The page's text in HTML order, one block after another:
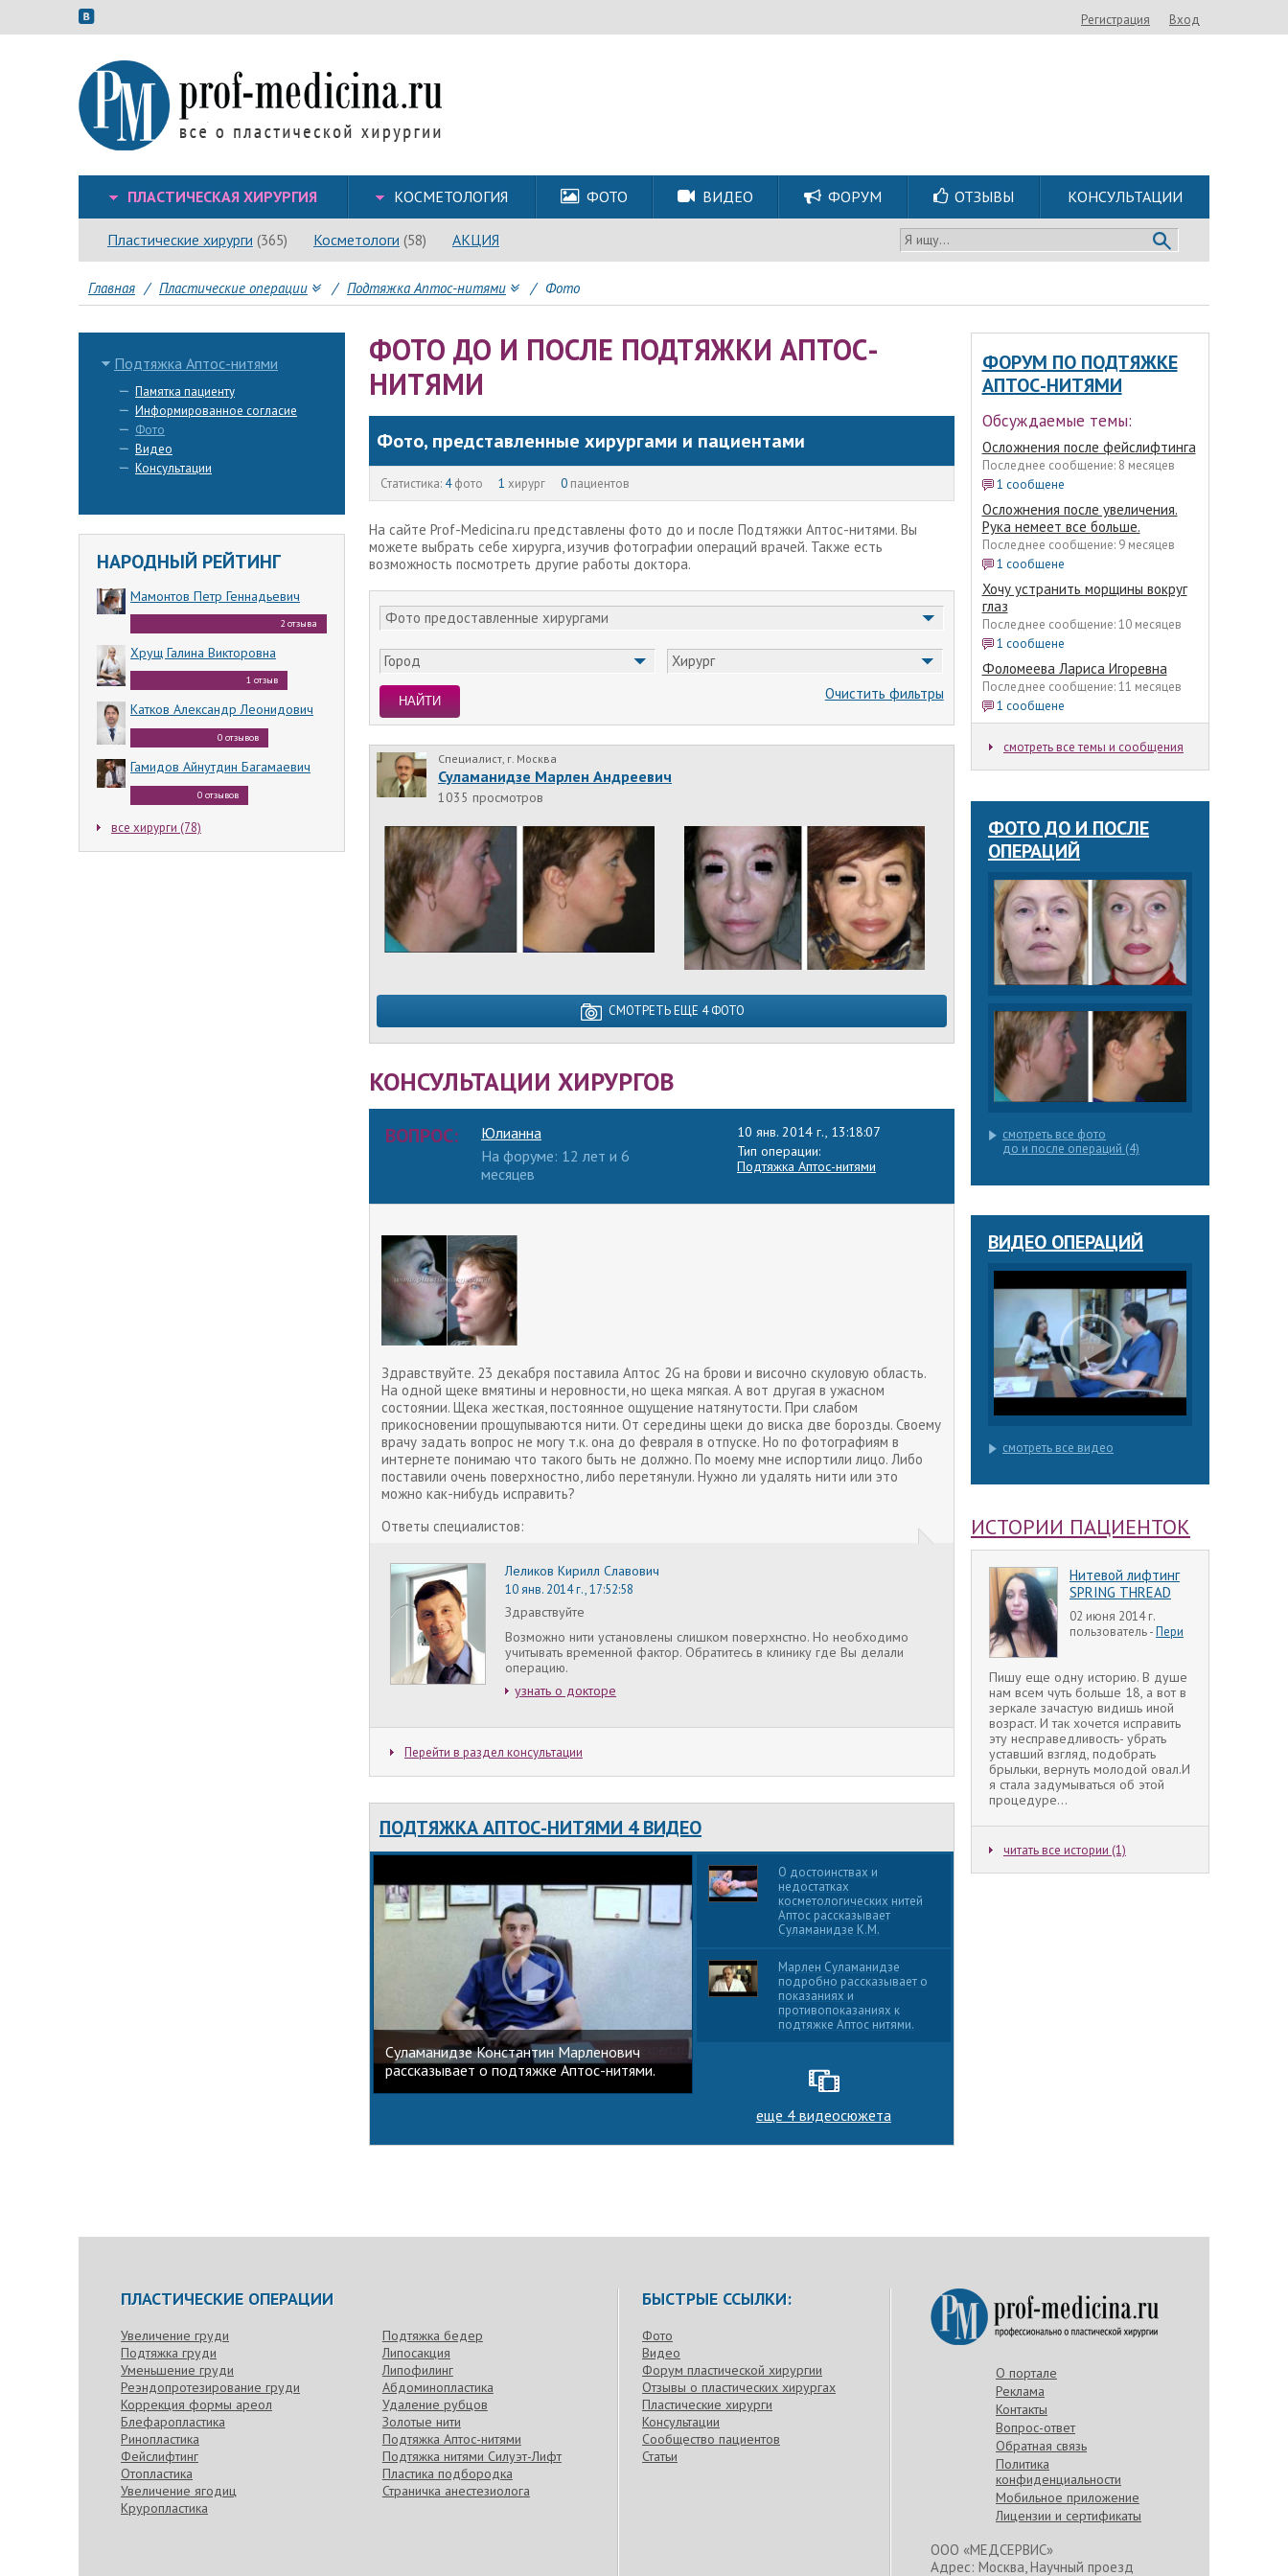
Регистрация Вход
ПЛАСТИЧЕСКАЯ ХИРУРГИЯ КОСМЕТОЛОГИЯ ФОТО ВИДЕО ФОРУМ ОТЗЫВЫ КОНСУЛЬТАЦИИ
Пластические хирурги (365) Косметологи (58) АКЦИЯ Я ищу...
Главная / Пластические операции / Подтяжка Аптос-нитями / Фото
Подтяжка Аптос-нитями
Памятка пациенту
Информированное согласие
Фото
Видео
Консультации
НАРОДНЫЙ РЕЙТИНГ
Мамонтов Петр Геннадьевич
2 отзыва
Хрущ Галина Викторовна
1 отзыв
Катков Александр Леонидович
0 отзывов
Гамидов Айнутдин Багамаевич
0 отзывов
все хирурги (78)
ФОТО ДО И ПОСЛЕ ПОДТЯЖКИ АПТОС-
НИТЯМИ
Фото, представленные хирургами и пациентами
Статистика: 4фото 1 хирург 0 пациентов
На сайте Prof-Medicina.ru представлены фото до и после Подтяжки Аптос-нитями. Вы
можете выбрать себе хирурга, изучив фотографии операций врачей. Также есть
возможность посмотреть другие работы доктора.
Город Хирург
НАЙТИ Очистить фильтры
Специалист, г. Москва
Суламанидзе Марлен Андреевич
1035 просмотров
СМОТРЕТЬ ЕЩЕ 4 ФОТО
КОНСУЛЬТАЦИИ ХИРУРГОВ
ВОПРОС:
Юлианна
На форуме: 12 лет и 6
месяцев
10 янв. 2014 г., 13:18:07
Тип операции:
Подтяжка Аптос-нитями
Здравствуйте. 23 декабря поставила Аптос 2G на брови и височно скуловую область.
На одной щеке вмятины и неровности, но щека мягкая. А вот другая в ужасном
состоянии. Щека жесткая, постоянное ощущение натянутости. При слабом
прикосновении прощупываются нити. От середины щеки до виска две борозды. Своему
врачу задать вопрос не могу т.к. она до февраля в отпуске. Но по фотографиям в
интернете понимаю что такого быть не должно. По моему мне испортили лицо. Либо
поставили очень поверхностно, либо перетянули. Нужно ли удалять нити или это
можно как-нибудь исправить?
Ответы специалистов:
Леликов Кирилл Славович
10 янв. 2014 г., 17:52:58
Здравствуйте
Возможно нити установлены слишком поверхнстно. Но необходимо
учитывать временной фактор. Обратитесь в клинику где Вы делали
операцию.
узнать о докторе
Перейти в раздел консультации
ПОДТЯЖКА АПТОС-НИТЯМИ 4 ВИДЕО
Суламанидзе Константин Марленович
рассказывает о подтяжке Аптос-нитями.
О достоинствах и
недостатках
косметологических нитей
Аптос рассказывает
Суламанидзе К.М.
Марлен Суламанидзе
подробно рассказывает о
показаниях и
противопоказаниях к
подтяжке Аптос нитями.
еще 4 видеосюжета
ФОРУМ ПО ПОДТЯЖКЕ
АПТОС-НИТЯМИ
Обсуждаемые темы:
Осложнения после фейслифтинга
Последнее сообщение: 8 месяцев
1 сообщене
Осложнения после увеличения.
Рука немеет все больше.
Последнее сообщение: 9 месяцев
1 сообщене
Хочу устранить морщины вокруг
глаз
Последнее сообщение: 10 месяцев
1 сообщене
Фоломеева Лариса Игоревна
Последнее сообщение: 11 месяцев
1 сообщене
смотреть все темы и сообщения
ФОТО ДО И ПОСЛЕ
ОПЕРАЦИЙ
смотреть все фото
до и после операций (4)
ВИДЕО ОПЕРАЦИЙ
смотреть все видео
ИСТОРИИ ПАЦИЕНТОК
Нитевой лифтинг
SPRING THREAD
02 июня 2014 г.
пользователь -Пери
Пишу еще одну историю. В душе
нам всем чуть больше 18, а вот в
зеркале зачастую видишь иной
возраст. И так хочется исправить
эту несправедливость- убрать
уставший взгляд, подобрать
брыльки, вернуть молодой овал.И
я стала задумываться об этой
процедуре...
читать все истории (1)
ПЛАСТИЧЕСКИЕ ОПЕРАЦИИ
Увеличение груди
Подтяжка груди
Уменьшение груди
Реэндопротезирование груди
Коррекция формы ареол
Блефаропластика
Ринопластика
Фейслифтинг
Отопластика
Увеличение ягодиц
Круропластика
Подтяжка бедер
Липосакция
Липофилинг
Абдоминопластика
Удаление рубцов
Золотые нити
Подтяжка Аптос-нитями
Подтяжка нитями Силуэт-Лифт
Пластика подбородка
Страничка анестезиолога
БЫСТРЫЕ ССЫЛКИ:
Фото
Видео
Форум пластической хирургии
Отзывы о пластических хирургах
Пластические хирурги
Консультации
Сообщество пациентов
Статьи
О портале
Реклама
Контакты
Вопрос-ответ
Обратная связь
Политика
конфиденциальности
Мобильное приложение
Лицензии и сертификаты
ООО «МЕДСЕРВИС»
Адрес: Москва, Научный проезд